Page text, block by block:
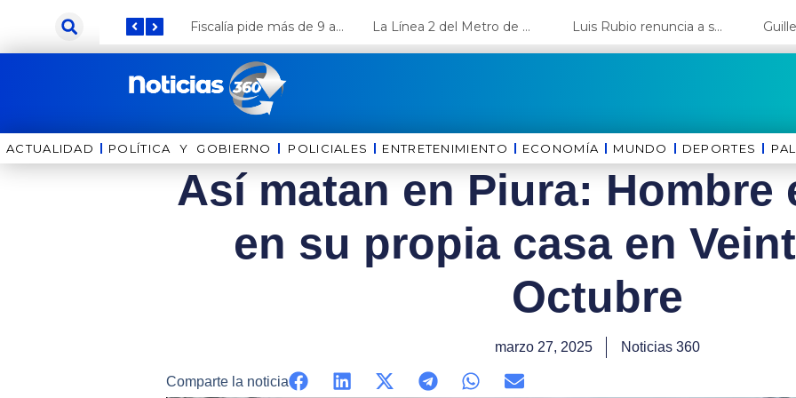
contenido
Fiscalía pide más de 9 años de cárcel para el diputado de oposición Harvey Colchado La Línea 2 del Metro de Lima y el Ramal 4 alcanzan un avance del 80% Luis Rubio renuncia a su candidatura a Lima y deja el camino libre a López Aliaga
ACTUALIDAD POLÍTICA Y GOBIERNO ⁠⁠POLICIALES ENTRETENIMIENTO ECONOMÍA MUNDO DEPORTES
Así matan en Piura: Hombre
en su propia casa en
Octubre
marzo 27, 2025 Noticias 360
Comparte la noticia